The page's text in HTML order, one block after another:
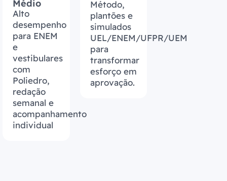
Médio
Alto
desempenho
para ENEM
e
vestibulares
com
Poliedro,
redação
semanal e
acompanhamento
individual
Método,
plantões e
simulados
UEL/ENEM/UFPR/UEM
para
transformar
esforço em
aprovação.